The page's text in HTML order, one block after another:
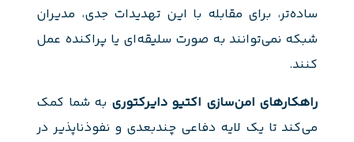
ساده‌تر، برای مقابله با این تهدیدات جدی، مدیران
شبکه نمی‌توانند به صورت سلیقه‌ای یا پراکنده عمل
کنند.
راهکارهای امن‌سازی اکتیو دایرکتوری به شما کمک
می‌کند تا یک لایه دفاعی چندبعدی و نفوذناپذیر در